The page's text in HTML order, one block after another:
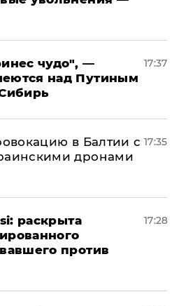
чудо", —
над Путиным
17:37
в Балтии с
дронами
17:35
раскрыта
против
17:28